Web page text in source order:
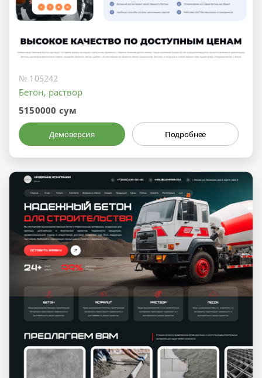
№ 105242
Бетон, раствор
5150000 сум
Демоверсия Подробнее